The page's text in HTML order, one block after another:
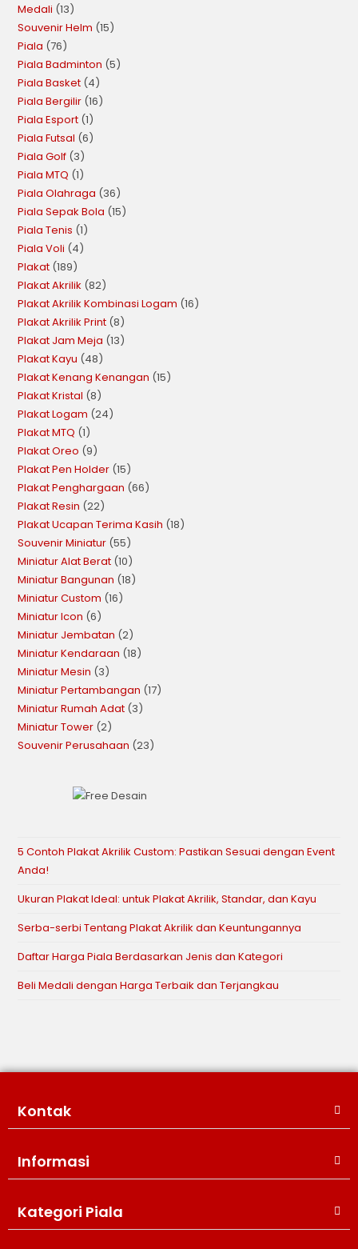
Medali 13
Souvenir Helm 15
Piala 76
Piala Badminton 5
Piala Basket 4
Piala Bergilir 16
Piala Esport 1
Piala Futsal 6
Piala Golf 3
Piala MTQ 1
Piala Olahraga 36
Piala Sepak Bola 15
Piala Tenis 1
Piala Voli 4
Plakat 189
Plakat Akrilik 82
Plakat Akrilik Kombinasi Logam 16
Plakat Akrilik Print 8
Plakat Jam Meja 13
Plakat Kayu 48
Plakat Kenang Kenangan 15
Plakat Kristal 8
Plakat Logam 24
Plakat MTQ 1
Plakat Oreo 9
Plakat Pen Holder 15
Plakat Penghargaan 66
Plakat Resin 22
Plakat Ucapan Terima Kasih 18
Souvenir Miniatur 55
Miniatur Alat Berat 10
Miniatur Bangunan 18
Miniatur Custom 16
Miniatur Icon 6
Miniatur Jembatan 2
Miniatur Kendaraan 18
Miniatur Mesin 3
Miniatur Pertambangan 17
Miniatur Rumah Adat 3
Miniatur Tower 2
Souvenir Perusahaan 23
5 Contoh Plakat Akrilik Custom: Pastikan Sesuai dengan Event
Anda!
Ukuran Plakat Ideal: untuk Plakat Akrilik, Standar, dan Kayu
Serba-serbi Tentang Plakat Akrilik dan Keuntungannya
Daftar Harga Piala Berdasarkan Jenis dan Kategori
Beli Medali dengan Harga Terbaik dan Terjangkau
Kontak
Informasi
Kategori Piala